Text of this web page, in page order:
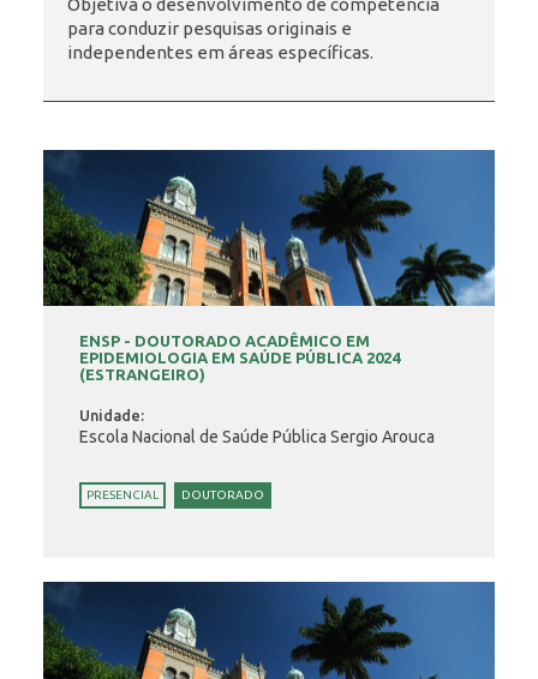
Objetiva o desenvolvimento de competência
para conduzir pesquisas originais e
independentes em áreas específicas.
ENSP - DOUTORADO ACADÊMICO EM
EPIDEMIOLOGIA EM SAÚDE PÚBLICA 2024
(ESTRANGEIRO)
Unidade:
Escola Nacional de Saúde Pública Sergio Arouca
PRESENCIAL DOUTORADO